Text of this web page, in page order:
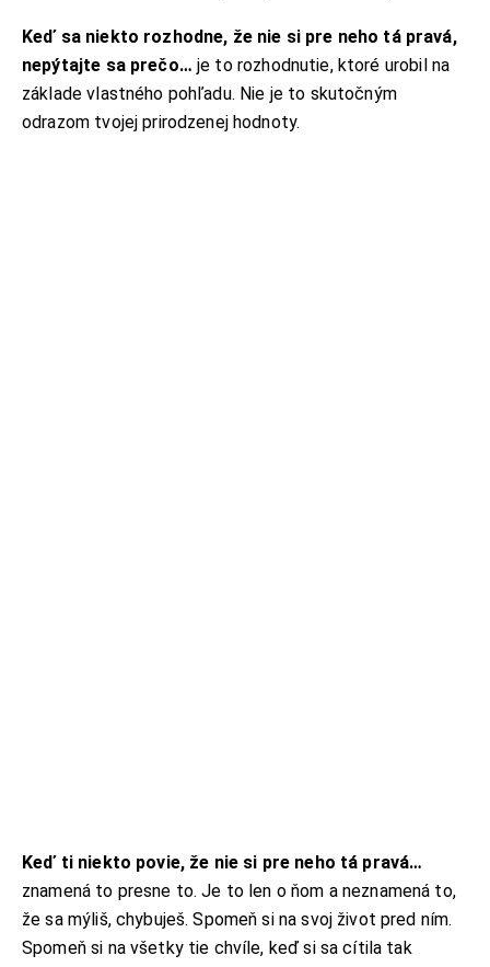
Keď sa niekto rozhodne, že nie si pre neho tá pravá,
nepýtajte sa prečo… je to rozhodnutie, ktoré urobil na
základe vlastného pohľadu. Nie je to skutočným
odrazom tvojej prirodzenej hodnoty.
Keď ti niekto povie, že nie si pre neho tá pravá…
znamená to presne to. Je to len o ňom a neznamená to,
že sa mýliš, chybuješ. Spomeň si na svoj život pred ním.
Spomeň si na všetky tie chvíle, keď si sa cítila tak